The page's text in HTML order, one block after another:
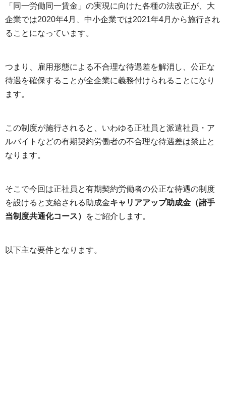
「同一労働同一賃金」の実現に向けた各種の法改正が、大
企業では2020年4月、中小企業では2021年4月から施行され
ることになっています。
つまり、雇用形態による不合理な待遇差を解消し、公正な
待遇を確保することが全企業に義務付けられることになり
ます。
この制度が施行されると、いわゆる正社員と派遣社員・ア
ルバイトなどの有期契約労働者の不合理な待遇差は禁止と
なります。
そこで今回は正社員と有期契約労働者の公正な待遇の制度
を設けると支給される助成金キャリアアップ助成金（諸手
当制度共通化コース）
をご紹介します。
以下主な要件となります。